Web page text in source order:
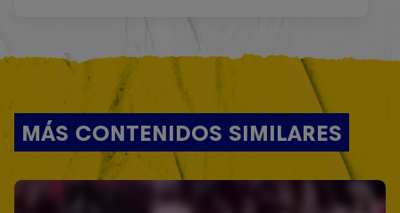
MÁS CONTENIDOS SIMILARES